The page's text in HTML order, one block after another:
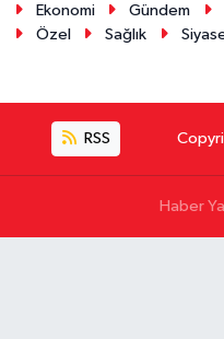
Ekonomi
Gündem
Özel
Sağlık
RSS
Haber